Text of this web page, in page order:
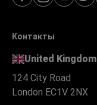
Контакты
United Kingdom
124 City Road
London EC1V 2NX